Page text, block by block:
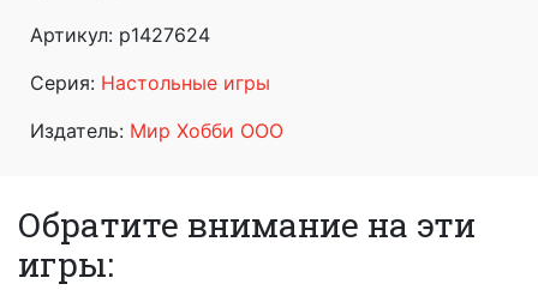
Артикул: p1427624
Серия: Настольные игры
Издатель: Мир Хобби ООО
Обратите внимание на эти
игры: